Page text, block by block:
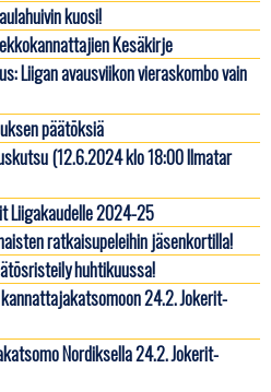
kuosi!
Kesäkirje
Liigan avausviikon vieraskombo vain
päätöksiä
(12.6.2024 klo 18:00 Ilmatar
Liigakaudelle 2024-25
ratkaisupeleihin jäsenkortilla!
huhtikuussa!
24.2. Jokerit-
Nordiksella 24.2. Jokerit-